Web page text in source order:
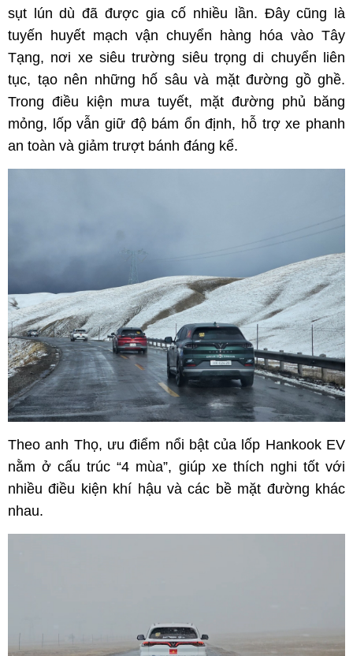
sụt lún dù đã được gia cố nhiều lần. Đây cũng là
tuyến huyết mạch vận chuyển hàng hóa vào Tây
Tạng, nơi xe siêu trường siêu trọng di chuyển liên
tục, tạo nên những hố sâu và mặt đường gồ ghề.
Trong điều kiện mưa tuyết, mặt đường phủ băng
mỏng, lốp vẫn giữ độ bám ổn định, hỗ trợ xe phanh
an toàn và giảm trượt bánh đáng kể.
Theo anh Thọ, ưu điểm nổi bật của lốp Hankook EV
nằm ở cấu trúc “4 mùa”, giúp xe thích nghi tốt với
nhiều điều kiện khí hậu và các bề mặt đường khác
nhau.